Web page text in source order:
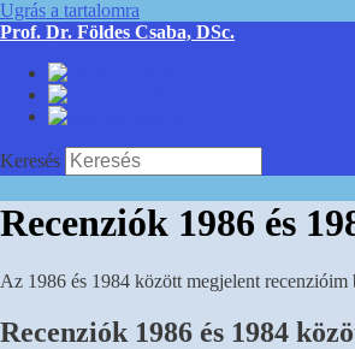
Ugrás a tartalomra
Prof. Dr. Földes Csaba, DSc.
Keresés
Recenziók 1986 és
Az 1986 és 1984 között megjelent
Recenziók 1986 és 1984